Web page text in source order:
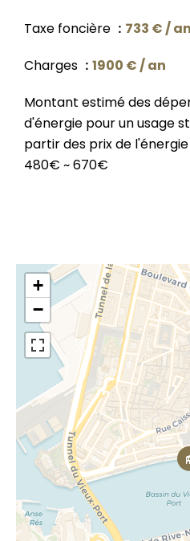
Taxe foncière
733 € / an
Charges
1900 € / an
Montant estimé des
d'énergie pour un usage
partir des prix de l'énergie
480€ ~ 670€
+
−